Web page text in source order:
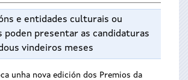
e entidades culturais ou
poden presentar as candidaturas
vindeiros meses
unha nova edición dos Premios da